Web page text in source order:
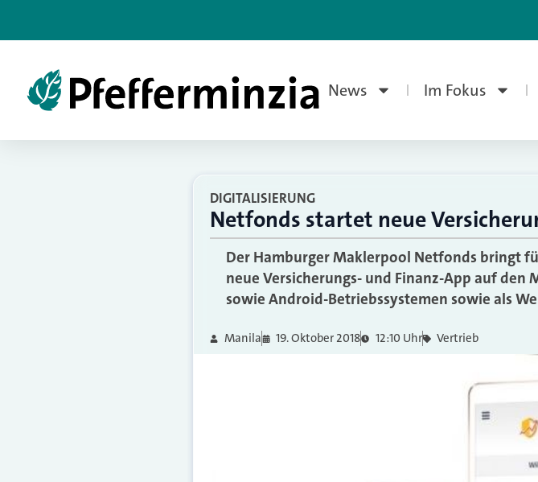
News Im Fokus
DIGITALISIERUNG
Netfonds startet neue
Der Hamburger Maklerpool Netfonds bringt
neue Versicherungs- und Finanz-App auf
sowie Android-Betriebssystemen sowie als
Manila 19. Oktober 2018 12:10 Uhr Vertrieb